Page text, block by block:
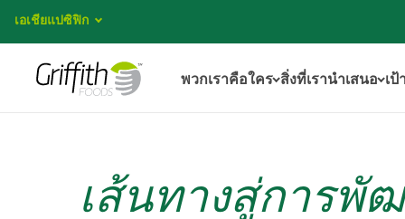
เอเชียแปซิฟิก
พวกเราคือใคร สิ่งที่เรานำเสนอ เป้
เส้นทางสู่การพั